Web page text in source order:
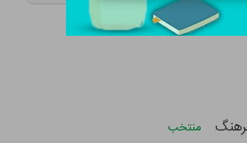
منتخب